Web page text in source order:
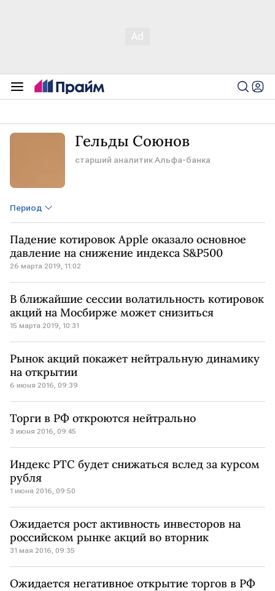
Гельды Союнов
старший аналитик Альфа-банка
Период
Падение котировок Apple оказало основное
давление на снижение индекса S&P500
26 марта 2019, 11:02
В ближайшие сессии волатильность котировок
акций на Мосбирже может снизиться
15 марта 2019, 10:31
Рынок акций покажет нейтральную динамику
на открытии
6 июня 2016, 09:39
Торги в РФ откроются нейтрально
3 июня 2016, 09:45
Индекс РТС будет снижаться вслед за курсом
рубля
1 июня 2016, 09:50
Ожидается рост активность инвесторов на
российском рынке акций во вторник
31 мая 2016, 09:35
Ожидается негативное открытие торгов в РФ